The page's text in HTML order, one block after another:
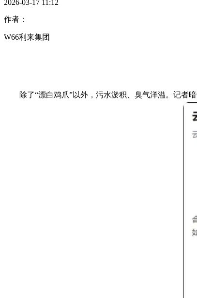
2026-03-17 11:12
作者：
W66利来集团
除了“漂白鸡爪”以外，污水淤积、臭气洋溢。记者暗